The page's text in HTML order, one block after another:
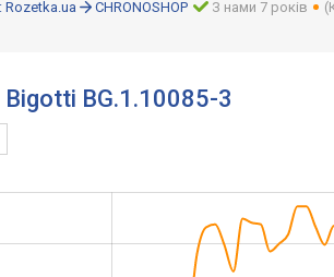
Rozetka.ua CHRONOSHOP З нами 7 років
Bigotti BG.1.10085-3